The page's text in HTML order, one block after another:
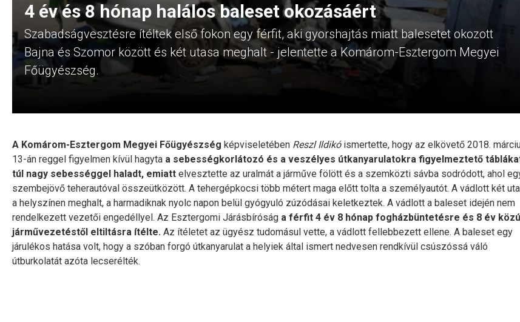
4 év és 8 hónap halálos baleset okozásáért
Szabadságvesztésre ítéltek első fokon egy férfit, aki gyorshajtás miatt balesetet okozott
Bajna és Szomor között és két utasa meghalt - jelentette a Komárom-Esztergom Megyei
Főügyészség.
A Komárom-Esztergom Megyei Főügyészség képviseletében Reszl Ildikóismertette, hogy az elkövető 2018.
13-án reggel figyelmen kívül hagyta a sebességkorlátozó és a veszélyes útkanyarulatokra figyelmeztető
túl nagy sebességgel haladt, emiatt elvesztette az uralmát a járműve fölött és a szemközti sávba sodródott, ahol
szembejövő teherautóval összeütközött. A tehergépkocsi több métert maga előtt tolta a személyautót. A vádlott két
a helyszínen meghalt, a harmadiknak nyolc napon belül gyógyuló zúzódásai keletkeztek. A vádlott a baleset idején nem
rendelkezett vezetői engedéllyel. Az Esztergomi Járásbíróság a férfit 4 év 8 hónap fogházbüntetésre és 8 év
járművezetéstől eltiltásra ítélte. Az ítéletet az ügyész tudomásul vette, a vádlott fellebbezett ellene. A baleset egy
járulékos hatása volt, hogy a szóban forgó útkanyarulat a helyiek által ismert nedvesen rendkívül csúszóssá váló
útburkolatát azóta lecserélték.